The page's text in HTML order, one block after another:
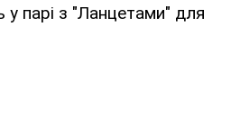
у парі з "Ланцетами" для